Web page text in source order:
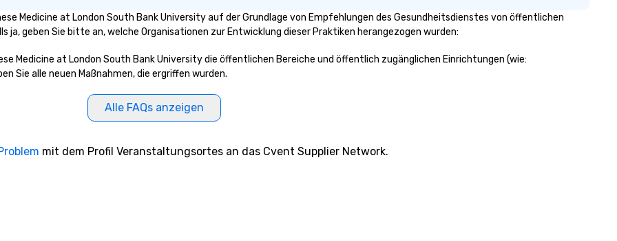
Medicine at London South Bank University auf der Grundlage von Empfehlungen des Gesundheitsdienstes von öffentlichen
geben Sie bitte an, welche Organisationen zur Entwicklung dieser Praktiken herangezogen wurden:
Medicine at London South Bank University die öffentlichen Bereiche und öffentlich zugänglichen Einrichtungen (wie:
Sie alle neuen Maßnahmen, die ergriffen wurden.
Alle FAQs anzeigen
mit dem Profil Veranstaltungsortes an das Cvent Supplier Network.